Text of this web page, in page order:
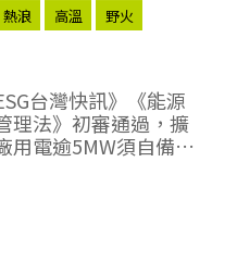
熱浪 高溫
野火
台灣快訊》《能源
理法》初審通過，擴
用電逾5MW須自備電